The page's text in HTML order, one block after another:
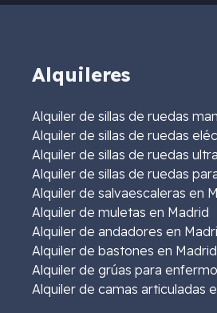
Alquileres
Alquiler de sillas de ruedas
Alquiler de sillas de ruedas
Alquiler de sillas de ruedas
Alquiler de sillas de ruedas
Alquiler de salvaescaleras en
Alquiler de muletas en Madrid
Alquiler de andadores en
Alquiler de bastones en Madrid
Alquiler de grúas para
Alquiler de camas articuladas